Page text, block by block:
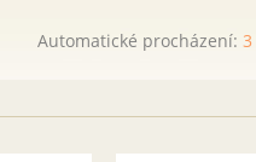
Automatické procházení: 3